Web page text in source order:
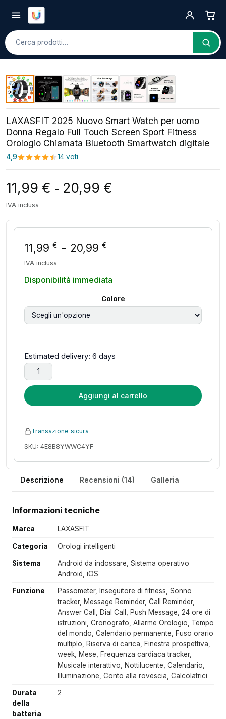
Cerca
LAXASFIT 2025 Nuovo Smart Watch per uomo
Donna Regalo Full Touch Screen Sport Fitness
Orologio Chiamata Bluetooth Smartwatch digitale
4,9 14 voti
11,99 € - 20,99 €
IVA inclusa
11,99 € - 20,99 €Fascia di prezzo: da
IVA inclusa
Disponibilità immediata
Colore
Estimated delivery: 6 days
LAXASFIT 2025 Nuovo Smart Watch per uomo Donna
Aggiungi al carrello
Transazione sicura
SKU: 4E8B8YWWC4YF
Descrizione Recensioni (14) Galleria
Informazioni tecniche
Marca LAXASFIT
Categoria Orologi intelligenti
Sistema
Android da indossare, Sistema operativo
Android, iOS
Funzione
Passometer, Inseguitore di fitness, Sonno
tracker, Message Reminder, Call Reminder,
Answer Call, Dial Call, Push Message, 24 ore di
istruzioni, Cronografo, Allarme Orologio, Tempo
del mondo, Calendario permanente, Fuso orario
multiplo, Riserva di carica, Finestra prospettiva,
week, Mese, Frequenza cardiaca tracker,
Musicale interattivo, Nottilucente, Calendario,
Illuminazione, Conto alla rovescia, Calcolatrici
Durata
della
batteria
2